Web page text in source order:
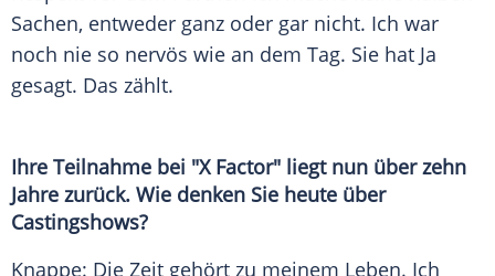
Sachen, entweder ganz oder gar nicht. Ich war
noch nie so nervös wie an dem Tag. Sie hat Ja
gesagt. Das zählt.
Ihre Teilnahme bei "X Factor" liegt nun über zehn
Jahre zurück. Wie denken Sie heute über
Castingshows?
Knappe: Die Zeit gehört zu meinem Leben. Ich